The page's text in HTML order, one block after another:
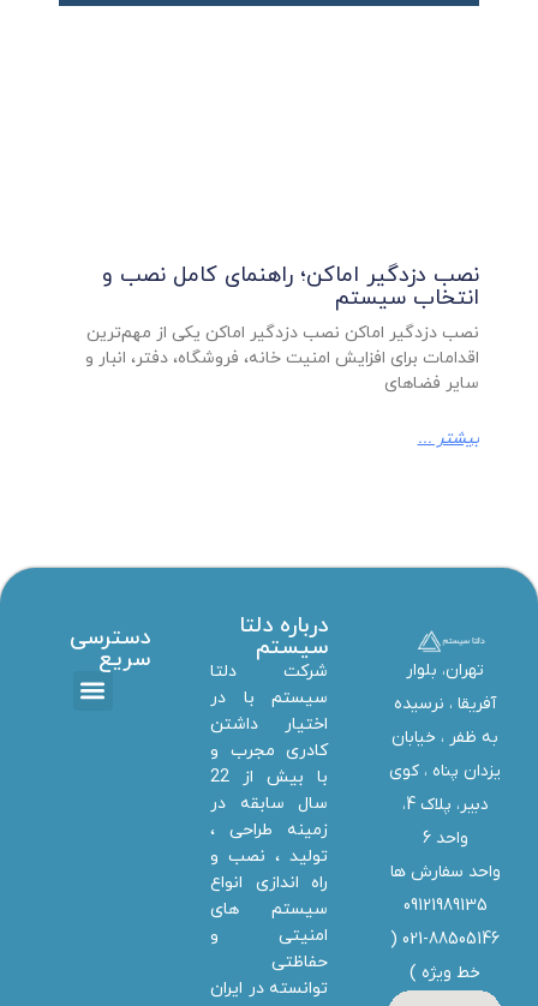
نصب دزدگیر اماکن؛ راهنمای کامل نصب و
انتخاب سیستم
نصب دزدگیر اماکن نصب دزدگیر اماکن یکی از مهم‌ترین
اقدامات برای افزایش امنیت خانه، فروشگاه، دفتر، انبار و
سایر فضاهای
بیشتر ...
تهران، بلوار
آفریقا ، نرسیده
به ظفر ،‌ خیابان
یزدان پناه ، کوی
دبیر، پلاک 4،
واحد 6
واحد سفارش ها
09121989135
021-88505146 (
خط ویژه )
درباره دلتا
سیستم
شرکت دلتا
سیستم با در
اختیار داشتن
کادری مجرب و
با بیش از 22
سال سابقه در
زمینه طراحی ،
تولید ، نصب و
راه اندازی انواع
سیستم های
امنیتی و
حفاظتی
توانسته در ایران
دسترسی
سریع